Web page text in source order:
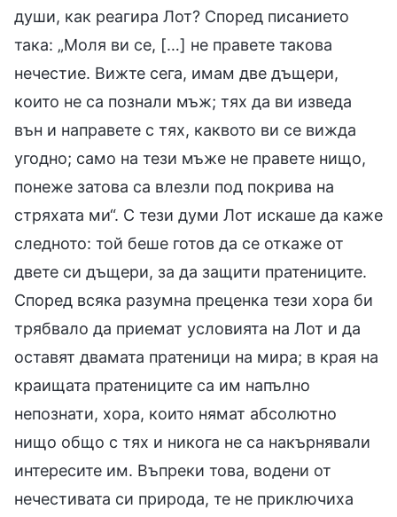
души, как реагира Лот? Според писанието
така: „Моля ви се, […] не правете такова
нечестие. Вижте сега, имам две дъщери,
които не са познали мъж; тях да ви изведа
вън и направете с тях, каквото ви се вижда
угодно; само на тези мъже не правете нищо,
понеже затова са влезли под покрива на
стряхата ми“. С тези думи Лот искаше да каже
следното: той беше готов да се откаже от
двете си дъщери, за да защити пратениците.
Според всяка разумна преценка тези хора би
трябвало да приемат условията на Лот и да
оставят двамата пратеници на мира; в края на
краищата пратениците са им напълно
непознати, хора, които нямат абсолютно
нищо общо с тях и никога не са накърнявали
интересите им. Въпреки това, водени от
нечестивата си природа, те не приключиха